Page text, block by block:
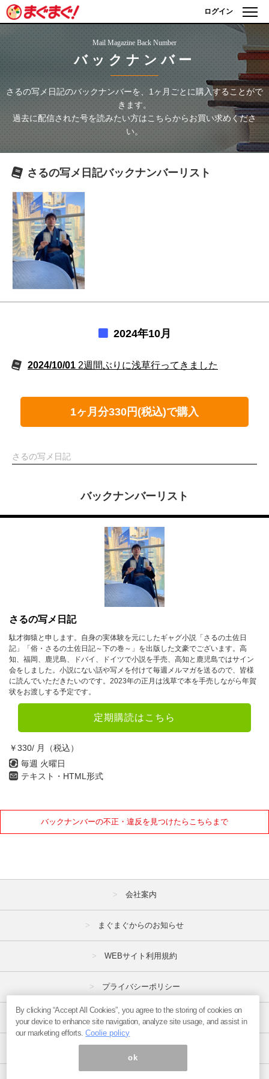
ログイン
Mail Magazine Back Number
バックナンバー
さるの写メ日記のバックナンバーを、1ヶ月ごとに購入することがで
きます。
過去に配信された号を読みたい方はこちらからお買い求めくださ
い。
さるの写メ日記バックナンバーリスト
2024年10月
2024/10/01 2週間ぶりに浅草行ってきました
1ヶ月分330円(税込)で購入
さるの写メ日記
バックナンバーリスト
さるの写メ日記
駄才御猿と申します。自身の実体験を元にしたギャグ小説「さるの土佐日
記」「俗・さるの土佐日記～下の巻～」を出版した文豪でございます。高
知、福岡、鹿児島、ドバイ、ドイツで小説を手売、高知と鹿児島ではサイン
会をしました。小説にない話や写メを付けて毎週メルマガを送るので、皆様
に読んでいただきたいのです。2023年の正月は浅草で本を手売しながら年賀
状をお渡しする予定です。
定期購読はこちら
￥330/ 月（税込）
毎週 火曜日
テキスト・HTML形式
バックナンバーの不正・違反を見つけたらこちらまで
会社案内
まぐまぐからのお知らせ
WEBサイト利用規約
プライバシーポリシー
特定商取引法
By clicking “Accept All Cookies”, you agree to the storing of cookies on
your device to enhance site navigation, analyze site usage, and assist in
our marketing efforts.Coolie policy
ok